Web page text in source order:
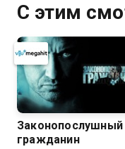
С этим
Законопослушный
гражданин